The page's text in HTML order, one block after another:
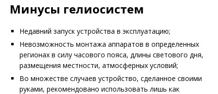
Минусы гелиосистем
Недавний запуск устройства в эксплуатацию;
Невозможность монтажа аппаратов в определенных
регионах в силу часового пояса, длины светового дня,
размещения местности, атмосферных условий;
Во множестве случаев устройство, сделанное своими
руками, рекомендовано использовать лишь как